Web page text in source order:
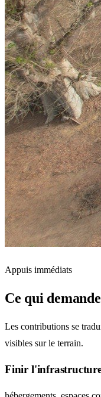
Appuis immédiats
Ce qui
Les contributions se
visibles sur le terrain.
Finir